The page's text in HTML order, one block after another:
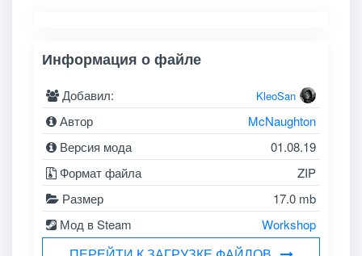
Информация о файле
Добавил: KleoSan
Автор
McNaughton
Версия мода
01.08.19
Формат файла
ZIP
Размер
17.0 mb
Мод в Steam
Workshop